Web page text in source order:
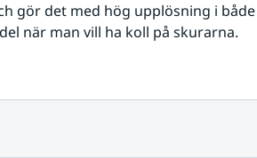
gör det med hög upplösning i
när man vill ha koll på skurarna.